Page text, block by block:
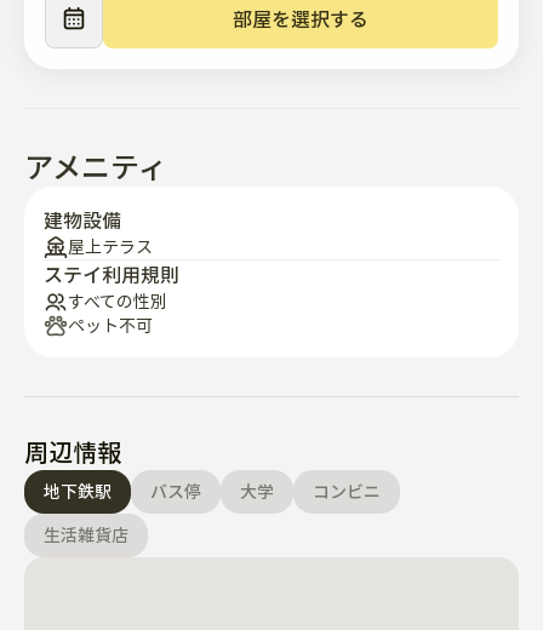
🌿 プライベートルーフトップテラス
📶 無料Wi-Fi
🧺 洗濯機
👔 スチームアイロン
🧥 ゆったりとしたクローゼットと収納スペース
🍳 冷蔵庫·電子レンジ·ガスレンジ
📍 周辺環境
🚇 麻浦駅（5号線）徒歩3分
部屋を選択する
アメニティ
建物設備
屋上テラス
ステイ利用規則
すべての性別
ペット不可
周辺情報
地下鉄駅 バス停 大学
コンビニ
生活雑貨店